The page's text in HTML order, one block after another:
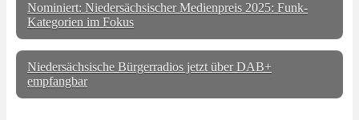
Nominiert: Niedersächsischer Medienpreis 2025: Funk-
Kategorien im Fokus
Niedersächsische Bürgerradios jetzt über DAB+
empfangbar